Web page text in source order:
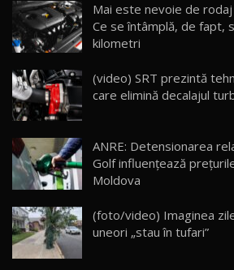
15 14:37
16
AutoBlogMD
13:10
17 20:06
30:08
Mai este nevoie de
Ce se întâmplă, de fapt,
kilometri
(video) SRT prezintă
care elimină decalajul
ANRE: Detensionarea
Golf influențează
Moldova
(foto/video) Imaginea
uneori „stau în tufari”